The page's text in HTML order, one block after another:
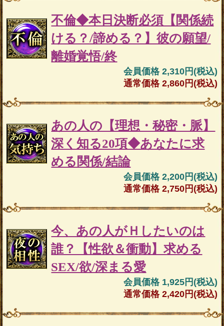
不倫◆本日決断必須【関係続
ける？/諦める？】彼の願望/
離婚覚悟/終
会員価格 2,310円(税込)
通常価格 2,860円(税込)
あの人の【理想・秘密・脈】
深く知る20項◆あなたに求
める関係/結論
会員価格 2,200円(税込)
通常価格 2,750円(税込)
今、あの人がＨしたいのは
誰？【性欲＆衝動】求める
SEX/欲/深まる愛
会員価格 1,925円(税込)
通常価格 2,420円(税込)